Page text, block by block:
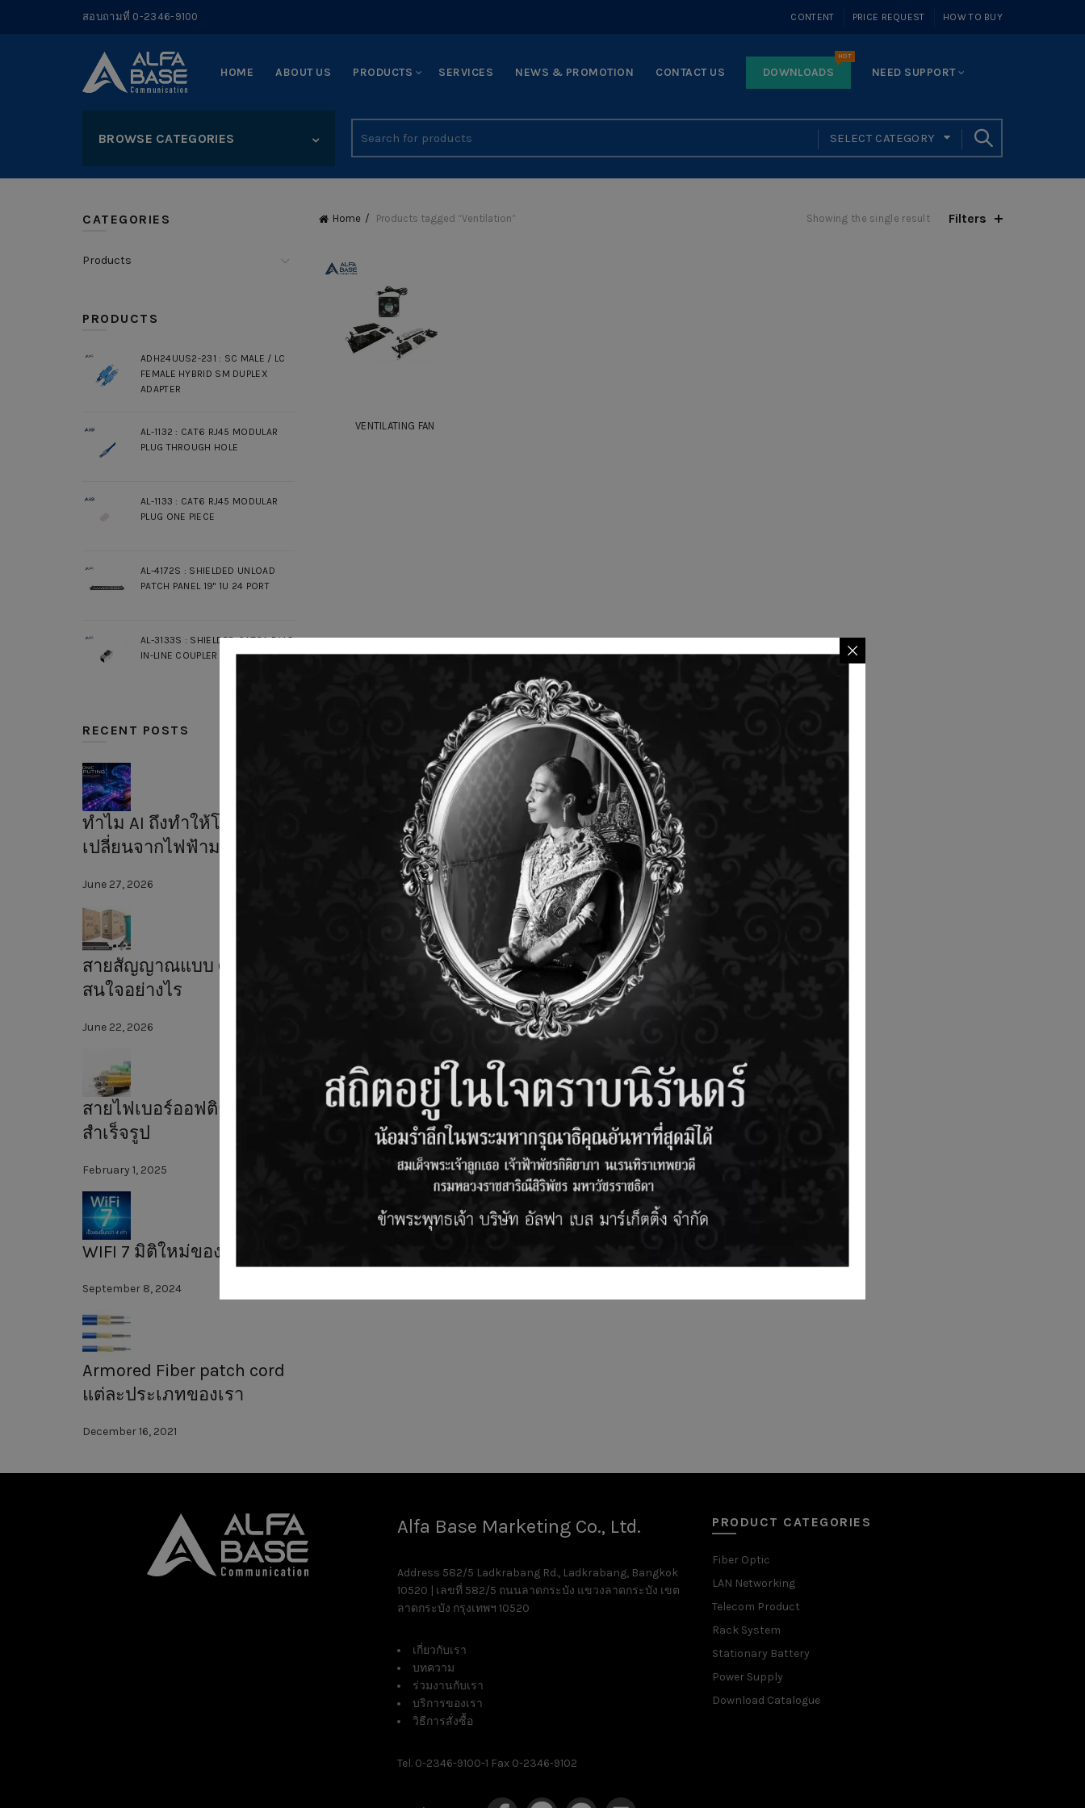
สอบถามที่ 0-2346-9100 CONTENT PRICE REQUEST HOW TO BUY
HOME ABOUT US PRODUCTS SERVICES NEWS & PROMOTION CONTACT US DOWNLOADS
HOT
NEED SUPPORT
BROWSE CATEGORIES
for:
SELECT CATEGORY
Home Products tagged “Ventilation” Showing the single result Filters
VENTILATING FAN
CATEGORIES
Products
PRODUCTS
ADH24UUS2-231 : SC MALE / LC
FEMALE HYBRID SM DUPLEX
ADAPTER
AL-1132 : CAT6 RJ45 MODULAR
PLUG THROUGH HOLE
AL-1133 : CAT6 RJ45 MODULAR
PLUG ONE PIECE
AL-4172S : SHIELDED UNLOAD
PATCH PANEL 19" 1U 24 PORT
AL-3133S : SHIELDED CAT6A RJ45
IN-LINE COUPLER SLIM
RECENT POSTS
ทำไม AI ถึงทำให้โลกต้อง
เปลี่ยนจากไฟฟ้ามาใช้แสง?
June 27, 2026
สายสัญญาณแบบ CAT6A น่า
สนใจอย่างไร
June 22, 2026
สายไฟเบอร์ออฟติก
สำเร็จรูป
February 1, 2025
WIFI 7 มิติใหม่ของความเร็ว
September 8, 2024
Armored Fiber patch cord
แต่ละประเภทของเรา
December 16, 2021
Alfa Base Marketing Co., Ltd.
Address 582/5 Ladkrabang Rd., Ladkrabang, Bangkok
10520 | เลขที่ 582/5 ถนนลาดกระบัง แขวงลาดกระบัง เขต
ลาดกระบัง กรุงเทพฯ 10520
เกี่ยวกับเรา
บทความ
ร่วมงานกับเรา
บริการของเรา
วิธีการสั่งซื้อ
Tel. 0-2346-9100-1 Fax 0-2346-9102
PRODUCT CATEGORIES
Fiber Optic
LAN Networking
Telecom Product
Rack System
Stationary Battery
Power Supply
Download Catalogue